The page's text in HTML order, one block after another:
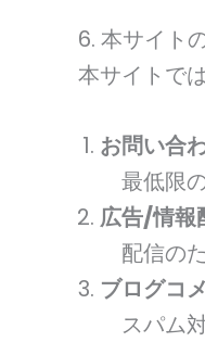
6. 本サイト
本サイトで
お問い合
最低限
広告/情報
配信の
ブログコ
スパム